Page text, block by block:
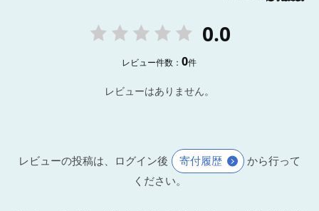
0.0
レビュー件数：0件
レビューはありません。
レビューの投稿は、ログイン後 寄付履歴
から行って
ください。